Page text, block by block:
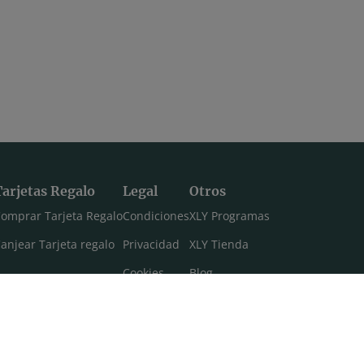
Regalo
Tarjeta Regalo
Tarjeta regalo
Legal
Condiciones
Privacidad
Cookies
Otros
XLY Programas
XLY Tienda
Blog